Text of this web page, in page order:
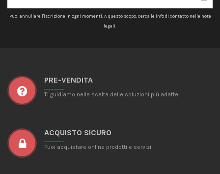
Puoi annullare l'iscrizione in ogni momenti. A questo scopo, cerca le info di contatto nelle note
legali.
PRE-VENDITA
Ti guidiamo nella scelta delle soluzioni più adatte
ACQUISTO SICURO
Puoi acquistare online prodotti e servizi